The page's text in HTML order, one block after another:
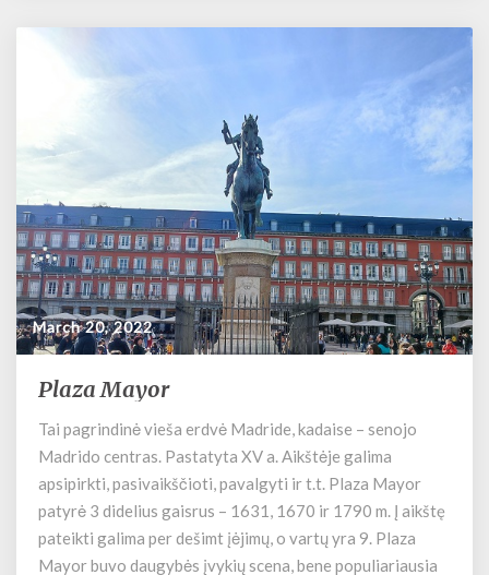
March 20, 2022
P
a
z
a
M
a
y
Plaza Mayor
Tai pagrindinė vieša erdvė Madride, kadaise – senojo
Madrido centras. Pastatyta XV a. Aikštėje galima
apsipirkti, pasivaikščioti, pavalgyti ir t.t. Plaza Mayor
patyrė 3 didelius gaisrus – 1631, 1670 ir 1790 m. Į aikštę
pateikti galima per dešimt įėjimų, o vartų yra 9. Plaza
Mayor buvo daugybės įvykių scena, bene populiariausia